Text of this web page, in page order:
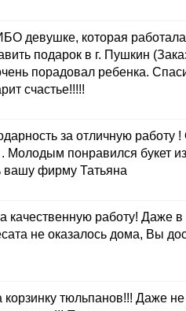
которая работала
подарок в г. Пушкин
порадовал ребенка.
счастье!!!!!
за отличную работу
Молодым понравился букет
вашу фирму Татьяна
качественную работу! Даже в
не оказалось дома, Вы
корзинку тюльпанов!!! Даже